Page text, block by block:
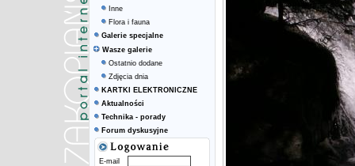
Inne
Flora i fauna
Galerie specjalne
Wasze galerie
Ostatnio dodane
Zdjęcia dnia
KARTKI ELEKTRONICZNE
Aktualności
Technika - porady
Forum dyskusyjne
E-mail